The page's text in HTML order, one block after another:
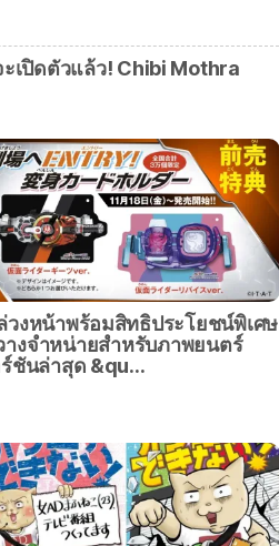
เปิดตัวแล้ว! Chibi Mothra
วงหน้าพร้อมสิทธิประโยชน์พิเศษ
างจำหน่ายสำหรับภาพยนตร์
ร์ชันล่าสุด &qu…